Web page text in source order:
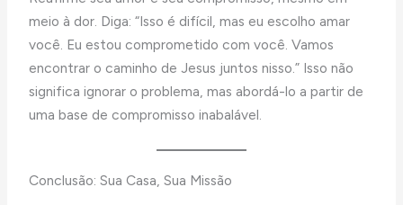
meio à dor. Diga: “Isso é difícil, mas eu escolho amar
você. Eu estou comprometido com você. Vamos
encontrar o caminho de Jesus juntos nisso.” Isso não
significa ignorar o problema, mas abordá-lo a partir de
uma base de compromisso inabalável.
Conclusão: Sua Casa, Sua Missão